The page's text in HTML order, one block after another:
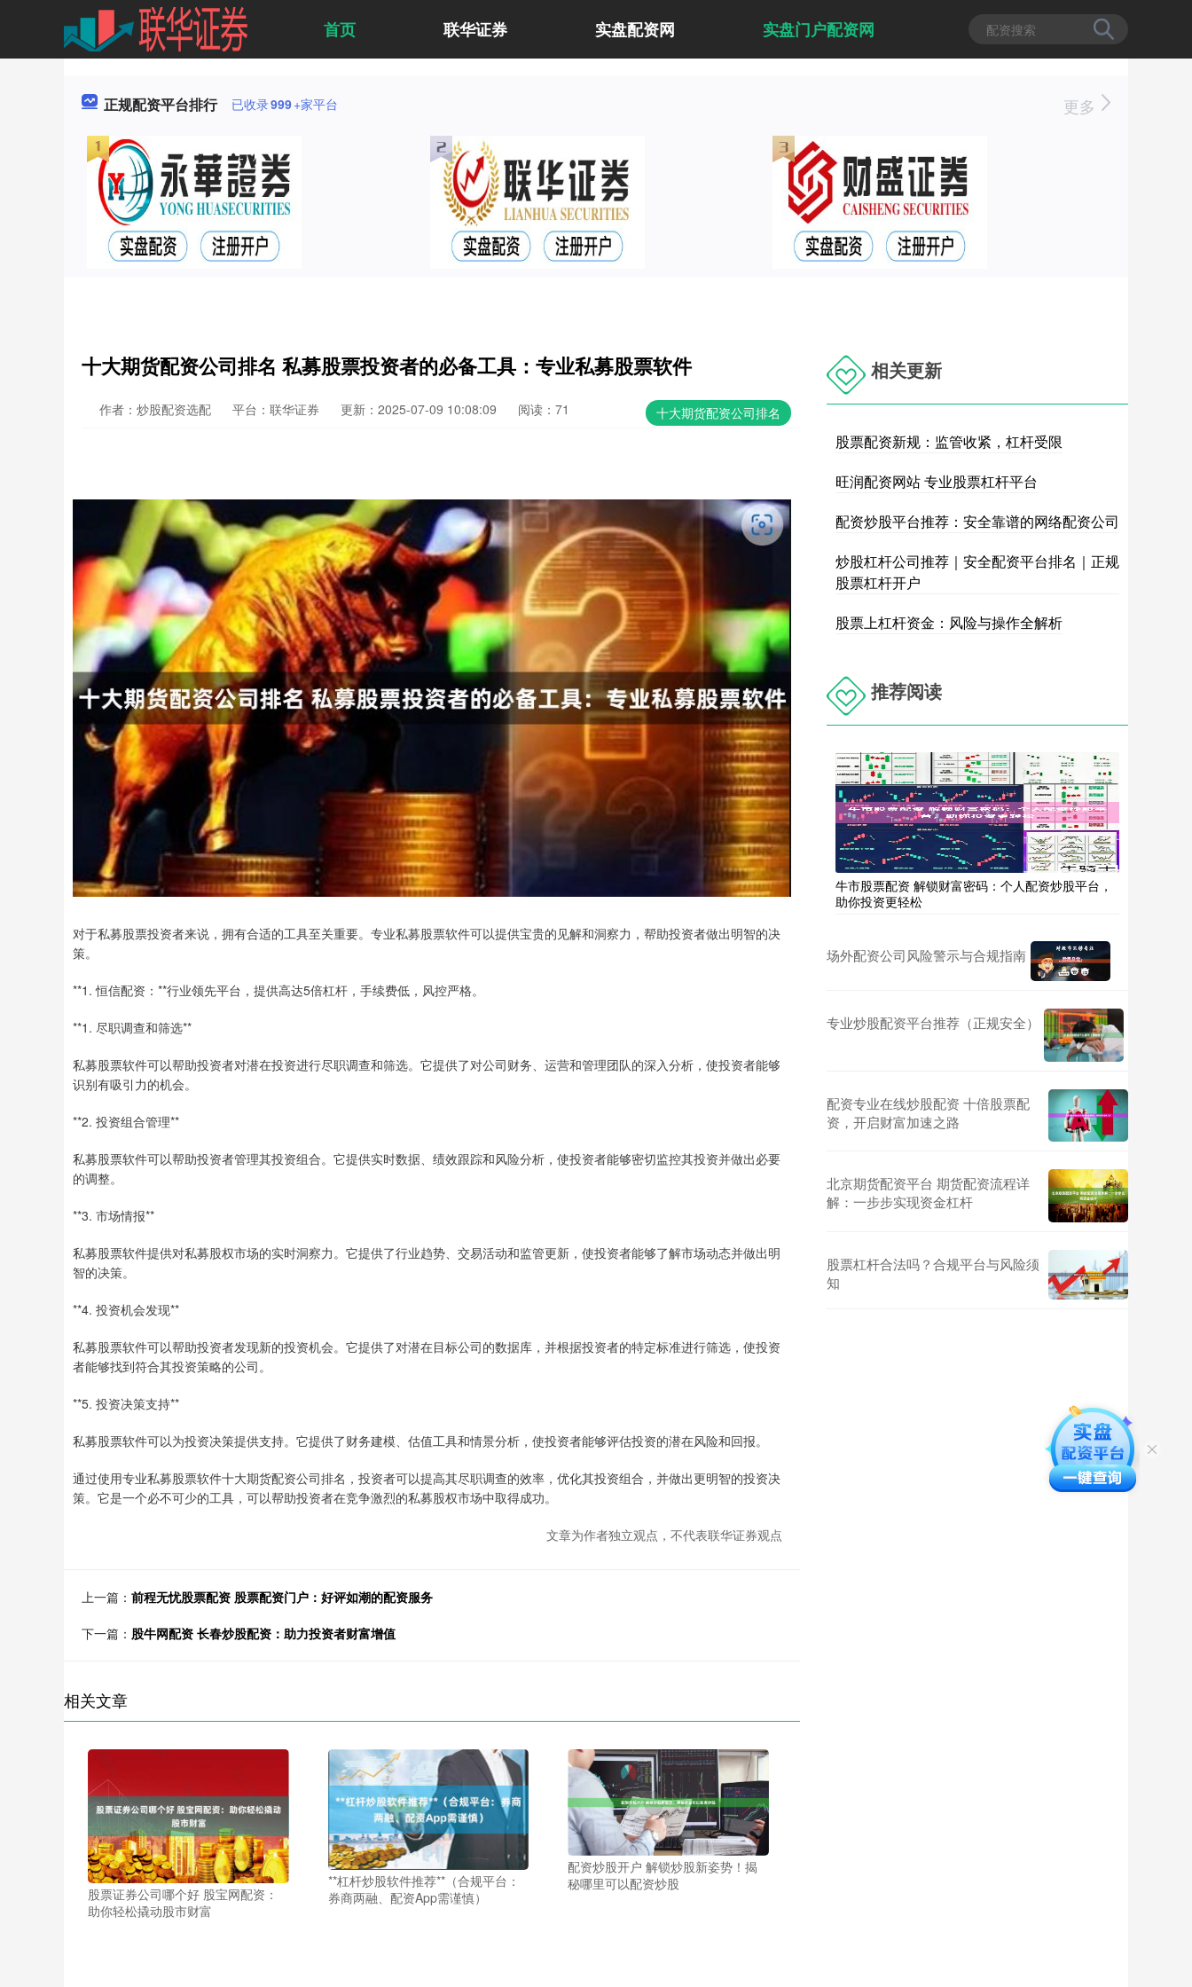
首页 联华证券 实盘配资网 实盘门户配资网
正规配资平台排行 已收录999+家平台 更多
十大期货配资公司排名 私募股票投资者的必备工具：专业私募股票软件
十大期货配资公司排名
作者：炒股配资选配 平台：联华证券 更新：2025-07-09 10:08:09 阅读：71
对于私募股票投资者来说，拥有合适的工具至关重要。专业私募股票软件可以提供宝贵的见解和洞察力，帮助投资者做出明智的决
策。
**1. 恒信配资：**行业领先平台，提供高达5倍杠杆，手续费低，风控严格。
**1. 尽职调查和筛选**
私募股票软件可以帮助投资者对潜在投资进行尽职调查和筛选。它提供了对公司财务、运营和管理团队的深入分析，使投资者能够
识别有吸引力的机会。
**2. 投资组合管理**
私募股票软件可以帮助投资者管理其投资组合。它提供实时数据、绩效跟踪和风险分析，使投资者能够密切监控其投资并做出必要
的调整。
**3. 市场情报**
私募股票软件提供对私募股权市场的实时洞察力。它提供了行业趋势、交易活动和监管更新，使投资者能够了解市场动态并做出明
智的决策。
**4. 投资机会发现**
私募股票软件可以帮助投资者发现新的投资机会。它提供了对潜在目标公司的数据库，并根据投资者的特定标准进行筛选，使投资
者能够找到符合其投资策略的公司。
**5. 投资决策支持**
私募股票软件可以为投资决策提供支持。它提供了财务建模、估值工具和情景分析，使投资者能够评估投资的潜在风险和回报。
通过使用专业私募股票软件十大期货配资公司排名，投资者可以提高其尽职调查的效率，优化其投资组合，并做出更明智的投资决
策。它是一个必不可少的工具，可以帮助投资者在竞争激烈的私募股权市场中取得成功。
文章为作者独立观点，不代表联华证券观点
上一篇： 前程无忧股票配资 股票配资门户：好评如潮的配资服务
下一篇： 股牛网配资 长春炒股配资：助力投资者财富增值
相关文章
股票证券公司哪个好 股宝网配资：
助你轻松撬动股市财富
**杠杆炒股软件推荐**（合规平台：
券商两融、配资App需谨慎）
配资炒股开户 解锁炒股新姿势！揭
秘哪里可以配资炒股
相关更新
股票配资新规：监管收紧，杠杆受限
旺润配资网站 专业股票杠杆平台
配资炒股平台推荐：安全靠谱的网络配资公司
炒股杠杆公司推荐｜安全配资平台排名｜正规
股票杠杆开户
股票上杠杆资金：风险与操作全解析
推荐阅读
牛市股票配资 解锁财富密码：个人配资炒股平台，
助你投资更轻松
场外配资公司风险警示与合规指南
专业炒股配资平台推荐（正规安全）
配资专业在线炒股配资 十倍股票配
资，开启财富加速之路
北京期货配资平台 期货配资流程详
解：一步步实现资金杠杆
股票杠杆合法吗？合规平台与风险须
知